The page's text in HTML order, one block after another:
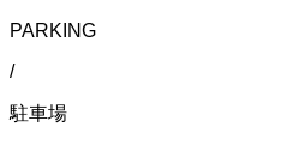
PARKING
/
駐車場